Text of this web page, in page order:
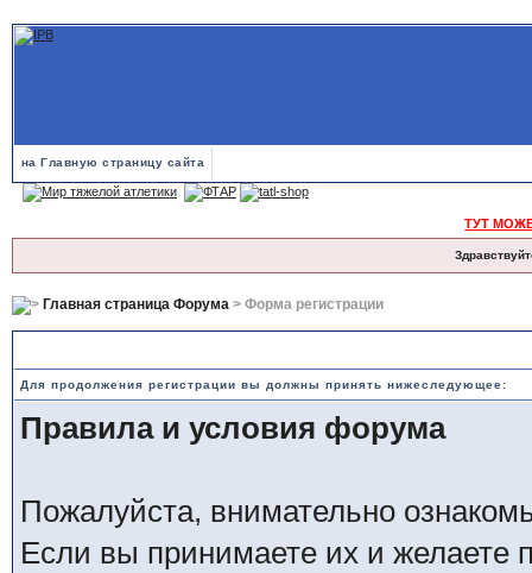
на Главную страницу сайта
ТУТ
Главная страница Форума> Форма регистрации
Для продолжения регистрации вы должны принять нижеследующее:
Правила и условия форума
Пожалуйста, внимательно
Если вы принимаете их и желаете